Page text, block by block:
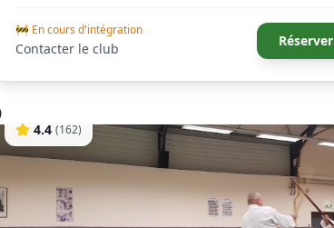
🚧 En cours d'intégration
Contacter le club Réserver
4.4 (162)